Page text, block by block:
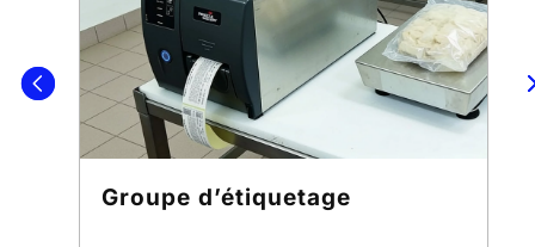
Groupe d’étiquetage